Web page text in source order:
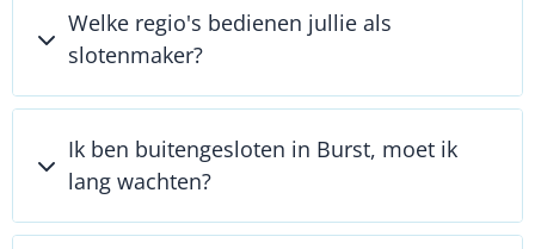
Welke regio's bedienen jullie als
slotenmaker?
Ik ben buitengesloten in Burst, moet ik
lang wachten?